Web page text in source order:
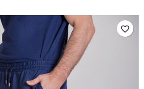
favorite_border